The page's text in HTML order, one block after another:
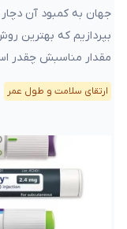
جهان به کمبود آن
بپردازیم که بهترین
مقدار مناسبش چقدر
ارتقای سلامت و طول عمر